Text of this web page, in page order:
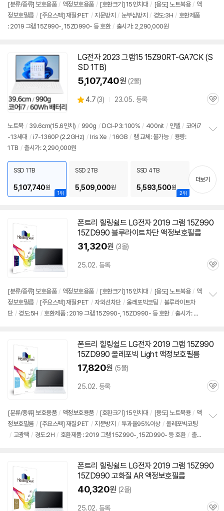
[분류/종류] 보호용품 / 액정보호용품 / [호환크기] 15인치대 / [용도] 노트북용 / 액
정보호필름 / [주요스펙] 재질:PET / 지문방지 / 눈부심방지 / 경도:3H / 호환제품
: 2019 그램 15Z990-, 15ZD990- 등 호환 / 출시가: 2,290,000원
LG전자 2023 그램15 15Z90RT-GA7CK (S
SD 1TB)
5,107,740원 (2몰)
별
4.7 (상
3) 23.05. 등록
관
노트북 / 39.6cm(15.6인치) / 990g / DCI-P3: 100% / 400nit / 인텔 / 코어i7
-13세대 / i7-1360P (2.2GHz) / Iris Xe / 16GB / 램 교체: 불가능 / 용량:
1TB / 출시가: 2,290,000원
기
1위
SSD 1TB
5,107,740원
SSD 2TB
5,509,000원
2위
SSD 4TB
5,593,500원
더보기
폰트리 힐링쉴드 LG전자 2019 그램 15Z990
15ZD990 블루라이트차단 액정보호필름
31,320원 (3몰)
25.02. 등록
관
[분류/종류] 보호용품 / 액정보호용품 / [호환크기] 15인치대 / [용도] 노트북용 / 액
정보호필름 / [주요스펙] 재질:PET / 자외선차단 / 올레포빅코팅 / 블루라이트차
단 / 경도:5H / 호환제품 : 2019 그램 15Z990-, 15ZD990- 등 호환 / 출시가: 2,
기
폰트리 힐링쉴드 LG전자 2019 그램 15Z990
15ZD990 올레포빅 Light 액정보호필름
17,820원 (5몰)
25.02. 등록
관
[분류/종류] 보호용품 / 액정보호용품 / [호환크기] 15인치대 / [용도] 노트북용 / 액
정보호필름 / [주요스펙] 재질:PET / 지문방지 / 투과율95%이상 / 올레포빅코팅
/ 고광택 / 경도:2H / 호환제품 : 2019 그램 15Z990-, 15ZD990- 등 호환 / 출
기
폰트리 힐링쉴드 LG전자 2019 그램 15Z990
15ZD990 고화질 AR 액정보호필름
40,320원 (2몰)
25.02. 등록